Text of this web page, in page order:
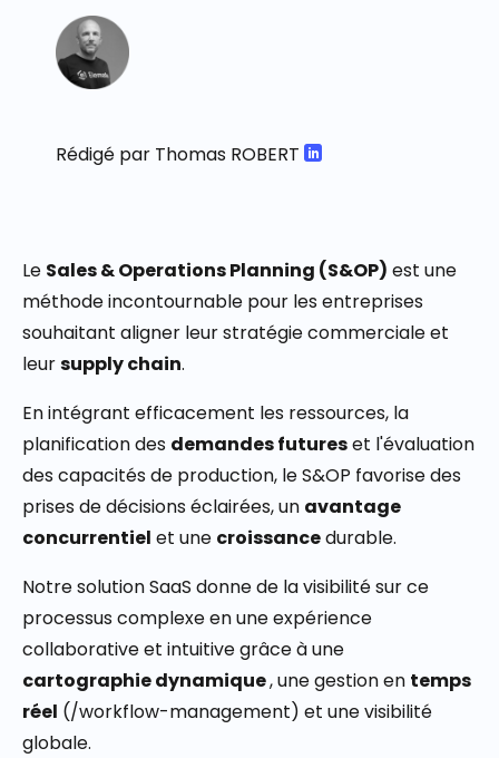
Rédigé par Thomas ROBERT
Le Sales & Operations Planning (S&OP) est une
méthode incontournable pour les entreprises
souhaitant aligner leur stratégie commerciale et
leursupply chain.
En intégrant efficacement les ressources, la
planification des demandes futureset l'évaluation
des capacités de production, le S&OP favorise des
prises de décisions éclairées, un avantage
concurrentiel et une croissancedurable.
Notre solution SaaS donnede la visibilité surce
processus complexe en une expérience
collaborative et intuitive grâce à une
cartographie dynamique, une gestion en temps
réel (/workflow-management) et une visibilité
globale.